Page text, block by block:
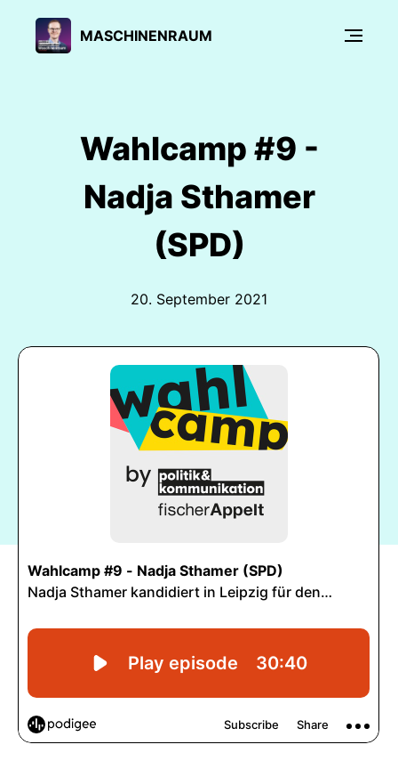
MASCHINENRAUM
Wahlcamp #9 -
Nadja Sthamer
(SPD)
20. September 2021